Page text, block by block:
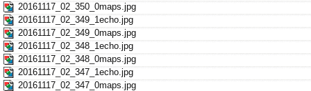
20161117_02_350_0maps.jpg
20161117_02_349_1echo.jpg
20161117_02_349_0maps.jpg
20161117_02_348_1echo.jpg
20161117_02_348_0maps.jpg
20161117_02_347_1echo.jpg
20161117_02_347_0maps.jpg